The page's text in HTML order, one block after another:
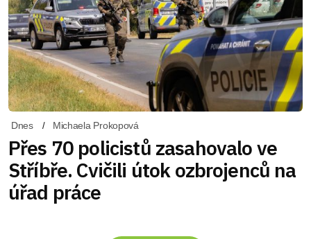
Dnes Michaela Prokopová
Přes 70 policistů zasahovalo ve
Stříbře. Cvičili útok ozbrojenců na
úřad práce